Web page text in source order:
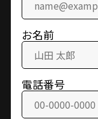
お名前
電話番号